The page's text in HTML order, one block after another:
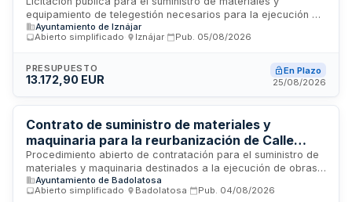
equipamiento de telegestión necesarios para la ejecución de
una obra de infraestructura de riego inteligente en jardines y
zonas verdes del municipio de Iznájar. El contrato incluye el
canalizaciones, bombas de agua y demás elementos
asociados a redes de distribución de agua y sistemas de
que diferentes licitadores presenten ofertas a uno o varios
de ellos.
Ayuntamiento de Iznájar
Abierto simplificado
Iznájar Pub. 05/08/2026
PRESUPUESTO
13.172,90 EUR
En Plazo
25/08/2026
Contrato de suministro de materiales y
maquinaria para la reurbanización de Calle
Castillejos y Calle 28 de Febrero
Procedimiento abierto de contratación para el suministro de
materiales y maquinaria destinados a la ejecución de obras
de reurbanización en Calle Castillejos y un tramo de Calle 28
de Febrero. El contrato incluye la provisión de todos los
Ayuntamiento de Badolatosa
Abierto simplificado
Badolatosa Pub. 04/08/2026